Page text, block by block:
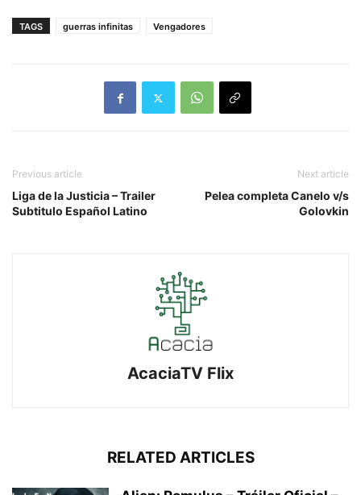
TAGS guerras infinitas Vengadores
Previous article
Liga de la Justicia – Trailer
Subtitulo Español Latino
Next article
Pelea completa Canelo v/s
Golovkin
AcaciaTV Flix
RELATED ARTICLES